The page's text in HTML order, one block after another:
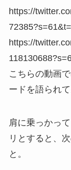
https://
https://
こちらの動画
ードを語られて
肩に乗っかっ
リとすると、
と。